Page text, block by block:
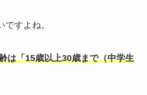
すよね。
は「15歳以上30歳まで（中学生